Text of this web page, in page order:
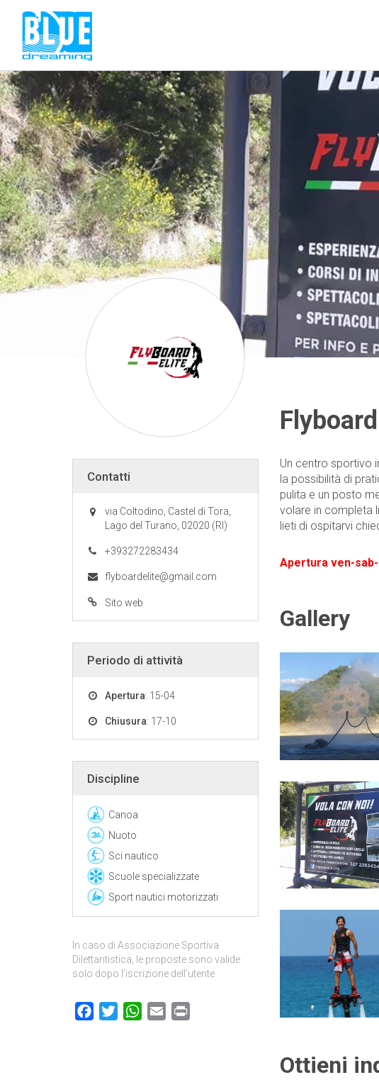
Un centro sportivo
la possibilità di
pulita e un posto
volare in completa
lieti di ospitarvi
Apertura ven-
Gallery
Ottieni
Contatti
via Coltodino, Castel di Tora,
Lago del Turano, 02020 (RI)
+393272283434
flyboardelite@gmail.com
Sito web
Periodo di attività
Apertura: 15-04
Chiusura: 17-10
Discipline
Canoa
Nuoto
Sci nautico
Scuole specializzate
Sport nautici motorizzati
In caso di Associazione Sportiva
Dilettantistica, le proposte sono valide
solo dopo l’iscrizione dell’utente
FacebookTwitterWhatsApp
Email